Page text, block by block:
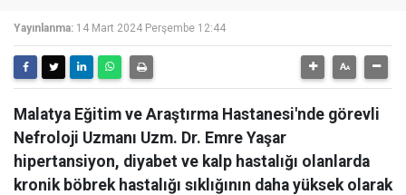
Yayınlanma: 14 Mart 2024 Perşembe 12:44
Malatya Eğitim ve Araştırma Hastanesi'nde görevli
Nefroloji Uzmanı Uzm. Dr. Emre Yaşar
hipertansiyon, diyabet ve kalp hastalığı olanlarda
kronik böbrek hastalığı sıklığının daha yüksek olarak